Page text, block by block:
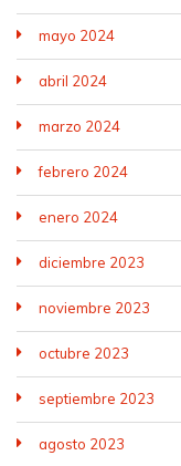
mayo 2024
abril 2024
marzo 2024
febrero 2024
enero 2024
diciembre 2023
noviembre 2023
octubre 2023
septiembre 2023
agosto 2023